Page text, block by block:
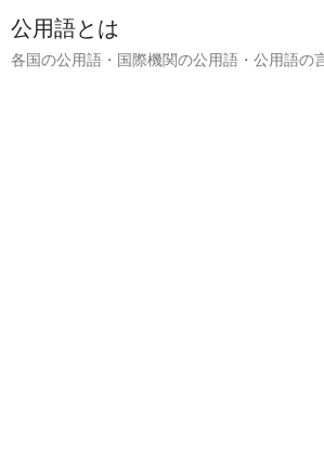
公用語とは
各国の公用語・国際機関の公用語・公用語の